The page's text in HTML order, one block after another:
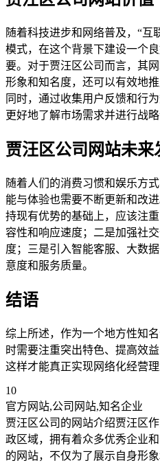
随着科技进步和网络普及，“互
模式，在这个背景下建设一个
要。对于贾汪区公司而言，其
形象和知名度，还可以有效地
同时，通过收集用户反馈和行
更好地了解市场需求并进行战略
贾汪区公司网站未来
随着人们的消费习惯和娱乐方
能与体验也需要不断更新和改
持现有优势的基础上，应该注
容性和响应速度；二是加强社
度；三是引入智能客服、大数
意度和服务质量。
结语
综上所述，作为一个地方性知
时需要注重突出特色、提高效
这样才能真正实现网络化经营
10
官方网站,公司网站,知名企业
贾汪区公司的网站介绍贾汪区
政区域，拥有着众多优秀企业
的网站，不仅为了展示自身形